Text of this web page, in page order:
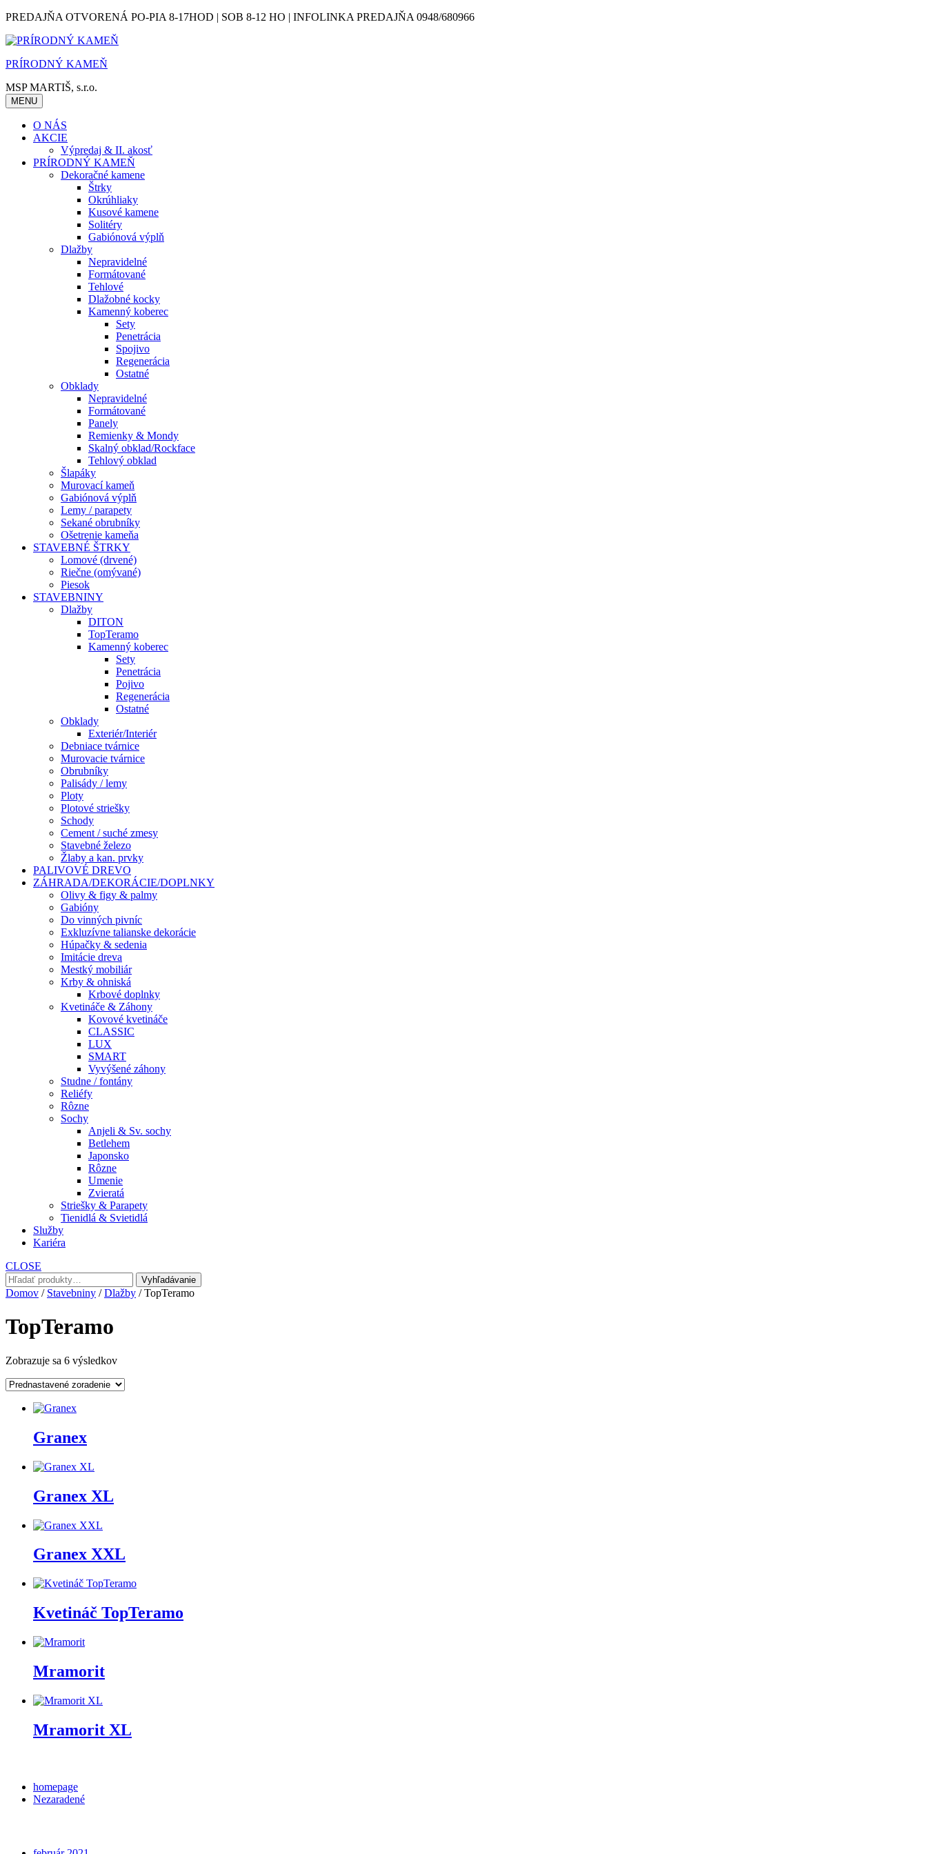
Skip
content
PREDAJŇA OTVORENÁ PO-PIA 8-17HOD | SOB 8-12 HO | INFOLINKA PREDAJŇA 0948/680966
PRÍRODNÝ KAMEŇ
MSP MARTIŠ, s.r.o.
MENU
O NÁS
AKCIE
Výpredaj & II. akosť
PRÍRODNÝ KAMEŇ
Dekoračné kamene
Štrky
Okrúhliaky
Kusové kamene
Solitéry
Gabiónová výplň
Dlažby
Nepravidelné
Formátované
Tehlové
Dlažobné kocky
Kamenný koberec
Sety
Penetrácia
Spojivo
Regenerácia
Ostatné
Obklady
Nepravidelné
Formátované
Panely
Remienky & Mondy
Skalný obklad/Rockface
Tehlový obklad
Šlapáky
Murovací kameň
Gabiónová výplň
Lemy / parapety
Sekané obrubníky
Ošetrenie kameňa
STAVEBNÉ ŠTRKY
Lomové (drvené)
Riečne (omývané)
Piesok
STAVEBNINY
Dlažby
DITON
TopTeramo
Kamenný koberec
Sety
Penetrácia
Pojivo
Regenerácia
Ostatné
Obklady
Exteriér/Interiér
Debniace tvárnice
Murovacie tvárnice
Obrubníky
Palisády / lemy
Ploty
Plotové striešky
Schody
Cement / suché zmesy
Stavebné železo
Žlaby a kan. prvky
PALIVOVÉ DREVO
ZÁHRADA/DEKORÁCIE/DOPLNKY
Olivy & figy & palmy
Gabióny
Do vinných pivníc
Exkluzívne talianske dekorácie
Húpačky & sedenia
Imitácie dreva
Mestký mobiliár
Krby & ohniská
Krbové doplnky
Kvetináče & Záhony
Kovové kvetináče
CLASSIC
LUX
SMART
Vyvýšené záhony
Studne / fontány
Reliéfy
Rôzne
Sochy
Anjeli & Sv. sochy
Betlehem
Japonsko
Rôzne
Umenie
Zvieratá
Striešky & Parapety
Tienidlá & Svietidlá
Služby
Kariéra
CLOSE
Hľadať:
Vyhľadávanie
Domov / Stavebniny /Dlažby / TopTeramo
TopTeramo
Zobrazuje sa 6 výsledkov
Granex
Granex XL
Granex XXL
Kvetináč TopTeramo
Mramorit
Mramorit XL
homepage
Nezaradené